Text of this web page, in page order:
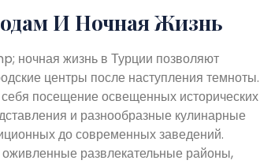
И Ночная Жизнь
ночная жизнь в Турции позволяют
центры после наступления темноты.
посещение освещенных исторических
и разнообразные кулинарные
до современных заведений.
оживленные развлекательные районы,